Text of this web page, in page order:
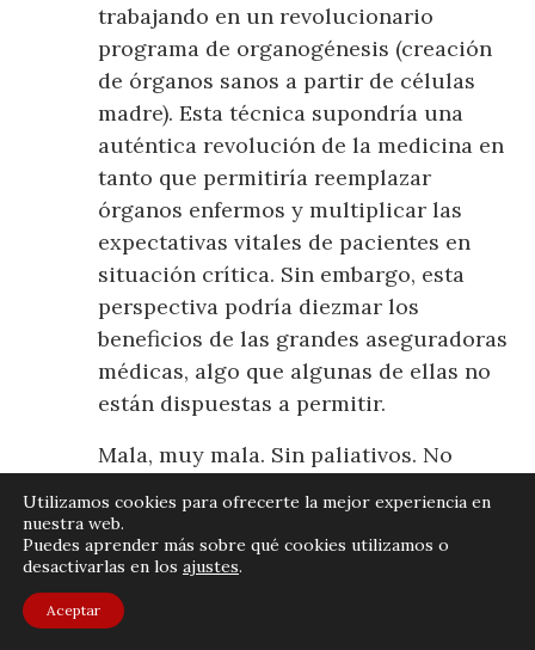
trabajando en un revolucionario
programa de organogénesis (creación
de órganos sanos a partir de células
madre). Esta técnica supondría una
auténtica revolución de la medicina en
tanto que permitiría reemplazar
órganos enfermos y multiplicar las
expectativas vitales de pacientes en
situación crítica. Sin embargo, esta
perspectiva podría diezmar los
beneficios de las grandes aseguradoras
médicas, algo que algunas de ellas no
están dispuestas a permitir.
Mala, muy mala. Sin paliativos. No
Murakami, H. (2014), Underground.
Barcelona: Tusquets, 557 p.
El ataque con gas sarín que se produjo
Utilizamos cookies para ofrecerte la mejor experiencia en
nuestra web.
Puedes aprender más sobre qué cookies utilizamos o
desactivarlas en los ajustes.
Aceptar